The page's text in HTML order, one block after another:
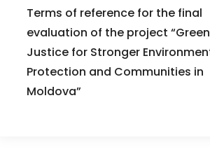
Terms of reference for the final
evaluation of the project “Green
Justice for Stronger
Protection and Communities in
Moldova”